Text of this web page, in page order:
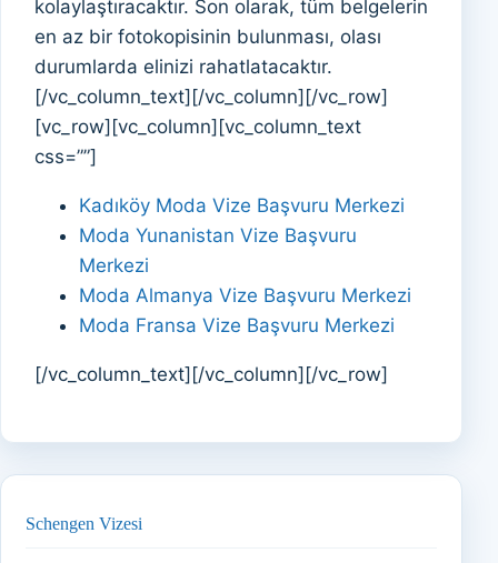
Schengen Vizesi
kolaylaştıracaktır. Son olarak, tüm belgelerin
en az bir fotokopisinin bulunması, olası
durumlarda elinizi rahatlatacaktır.
[/vc_column_text][/vc_column][/vc_row]
[vc_row][vc_column][vc_column_text
css=””]
Kadıköy Moda Vize Başvuru Merkezi
Moda Yunanistan Vize Başvuru
Merkezi
Moda Almanya Vize Başvuru Merkezi
Moda Fransa Vize Başvuru Merkezi
[/vc_column_text][/vc_column][/vc_row]